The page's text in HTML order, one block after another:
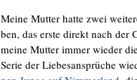
Mei­ne Mut­ter hat­te zwei
ben, das ers­te direkt nach der
mei­ne Mut­ter immer wie­der
Serie der Lie­bes­an­sprü­che